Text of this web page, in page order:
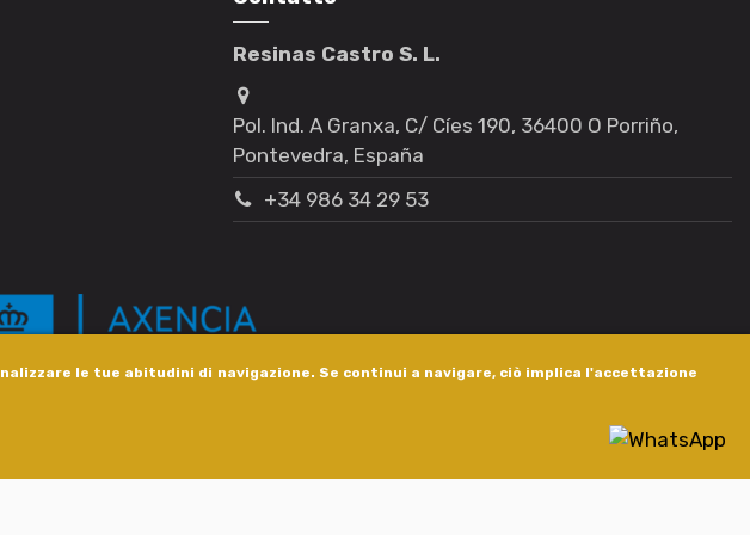
le tue abitudini di navigazione. Se continui a navigare, ciò implica l'accettazione
Resinas Castro S. L.
Pol. Ind. A Granxa, C/ Cíes 190, 36400 O Porriño,
Pontevedra, España
+34 986 34 29 53